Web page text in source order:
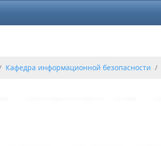
Кафедра информационной безопасности